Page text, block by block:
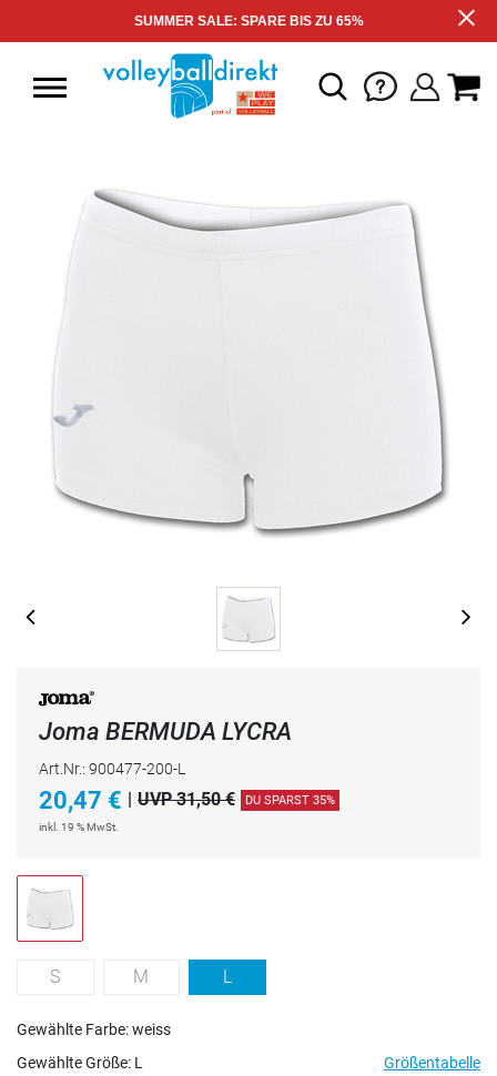
SUMMER SALE: SPARE BIS ZU 65%
Joma BERMUDA LYCRA
Art.Nr.: 900477-200-L
20,47 € UVP 31,50 € DU SPARST 35%
inkl. 19 % MwSt.
S M L
Gewählte Farbe: weiss
Gewählte Größe: L Größentabelle